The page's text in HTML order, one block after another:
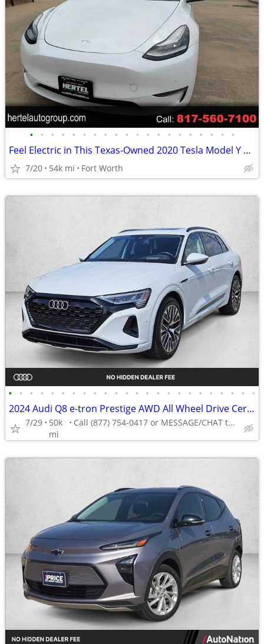
• • • • • • • • • • • • • • • • • • • •
Feel Electric in This Texas-Owned 2020 Tesla Model Y Long Range
7/20 54k mi Fort Worth
• • • • • • • • • • • • • • • • • • • • • • • •
2024 Audi Q8 e-tron Prestige AWD All Wheel Drive Certified SUV Electric AUTONATI
7/29
50k
mi
Call (877) 754-0417 or MESSAGE/CHAT to confirm availability